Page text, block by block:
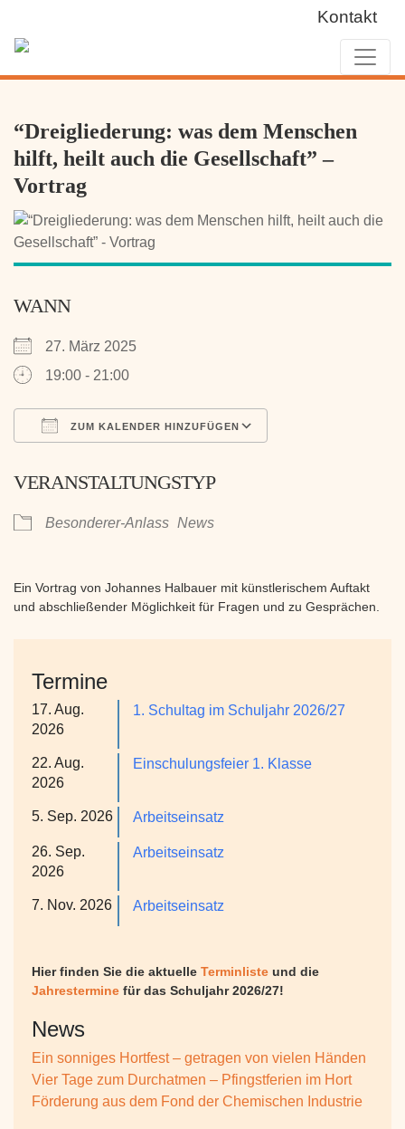
Kontakt
“Dreigliederung: was dem Menschen
hilft, heilt auch die Gesellschaft” –
Vortrag
WANN
27. März 2025
19:00 - 21:00
ZUM KALENDER HINZUFÜGEN
VERANSTALTUNGSTYP
Besonderer-Anlass News
Ein Vortrag von Johannes Halbauer mit künstlerischem Auftakt
und abschließender Möglichkeit für Fragen und zu Gesprächen.
Termine
17. Aug.
2026
1. Schultag im Schuljahr 2026/27
22. Aug.
2026
Einschulungsfeier 1. Klasse
5. Sep. 2026 Arbeitseinsatz
26. Sep.
2026
Arbeitseinsatz
7. Nov. 2026 Arbeitseinsatz
Hier finden Sie die aktuelle Terminliste und die
Jahrestermine für das Schuljahr 2026/27!
News
Ein sonniges Hortfest – getragen von vielen Händen
Vier Tage zum Durchatmen – Pfingstferien im Hort
Förderung aus dem Fond der Chemischen Industrie